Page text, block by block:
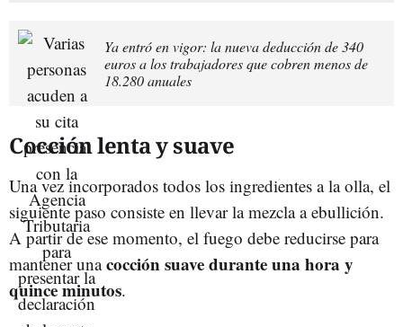
Ya entró en vigor: la nueva deducción de 340
euros a los trabajadores que cobren menos de
18.280 anuales
Cocción lenta y suave
Una vez incorporados todos los ingredientes a la olla, el
siguiente paso consiste en llevar la mezcla a ebullición.
A partir de ese momento, el fuego debe reducirse para
mantener unacocción suave durante una hora y
quince minutos.